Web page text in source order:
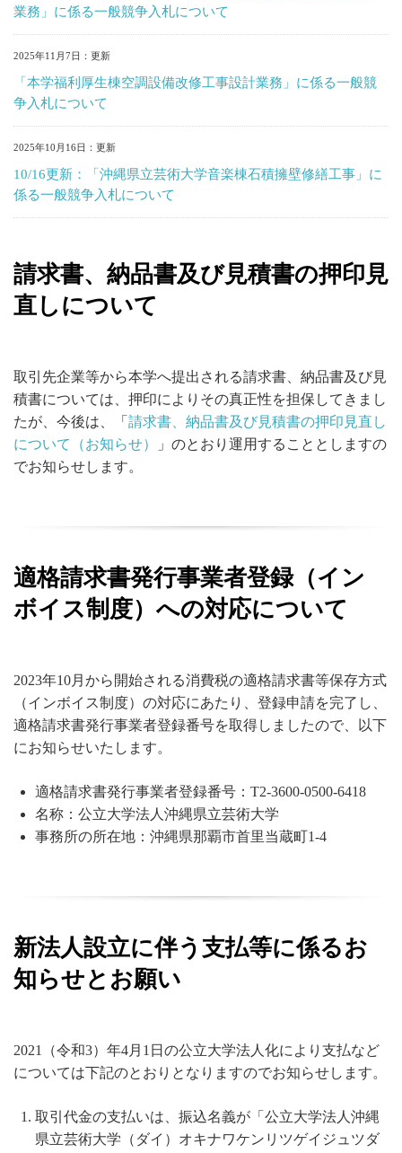
業務」に係る一般競争入札について
「本学福利厚生棟空調設備改修工事設計業務」に係る一般競
争入札について
2025年11月7日
10/16更新：「沖縄県立芸術大学音楽棟石積擁壁修繕工事」に
係る一般競争入札について
2025年10月16日
請求書、納品書及び見積書の押印見
直しについて
取引先企業等から本学へ提出される請求書、納品書及び見
積書については、押印によりその真正性を担保してきまし
たが、今後は、「 請求書、納品書及び見積書の押印見直し
について（お知らせ）
」のとおり運用することとしますの
でお知らせします。
適格請求書発行事業者登録（イン
ボイス制度）への対応について
2023年10月から開始される消費税の適格請求書等保存方式
（インボイス制度）の対応にあたり、登録申請を完了し、
適格請求書発行事業者登録番号を取得しましたので、以下
にお知らせいたします。
適格請求書発行事業者登録番号：T2-3600-0500-6418
名称：公立大学法人沖縄県立芸術大学
事務所の所在地：沖縄県那覇市首里当蔵町1-4
新法人設立に伴う支払等に係るお
知らせとお願い
2021（令和3）年4月1日の公立大学法人化により支払など
については下記のとおりとなりますのでお知らせします。
取引代金の支払いは、振込名義が「公立大学法人沖縄
県立芸術大学（ダイ）オキナワケンリツゲイジュツダ